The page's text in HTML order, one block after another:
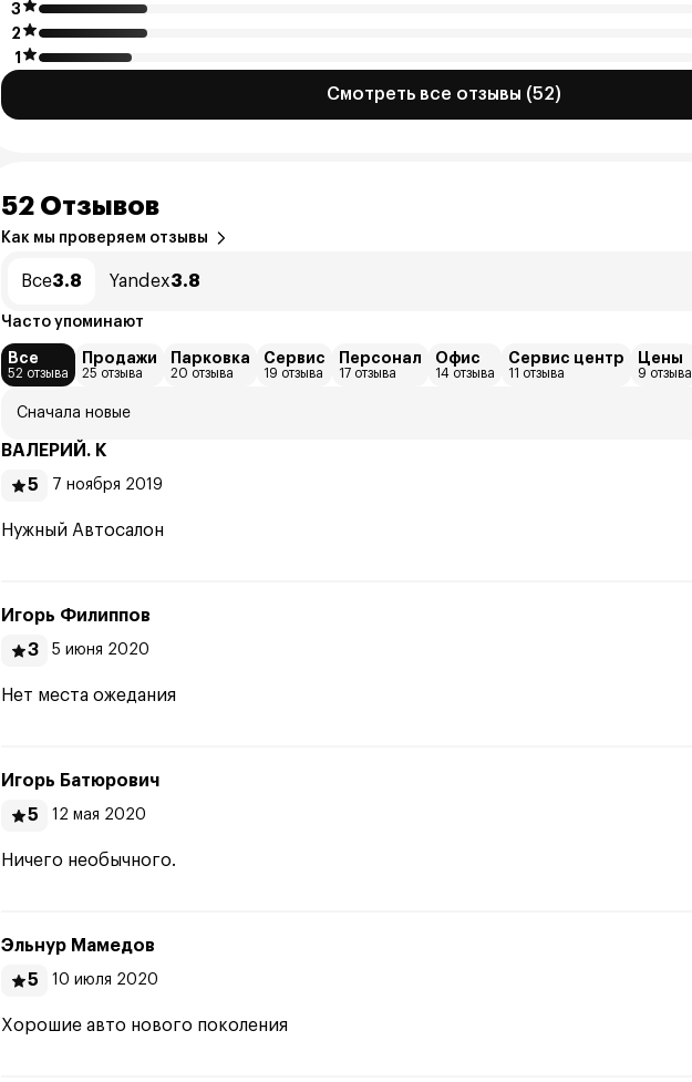
3
2
1
Смотреть все отзывы (52)
52 Отзывов
Как мы проверяем отзывы
Все3.8 Yandex3.8
Часто упоминают
Все
52 отзыва
Продажи
25 отзыва
Парковка
20 отзыва
Сервис
19 отзыва
Персонал
17 отзыва
Офис
14 отзыва
Сервис центр
11 отзыва
Цены
9 отзыва
Сначала новые
ВАЛЕРИЙ. К
5
7 ноября 2019
Нужный Автосалон
Игорь Филиппов
3
5 июня 2020
Нет места ожедания
Игорь Батюрович
5
12 мая 2020
Ничего необычного.
Эльнур Мамедов
5
10 июля 2020
Хорошие авто нового поколения